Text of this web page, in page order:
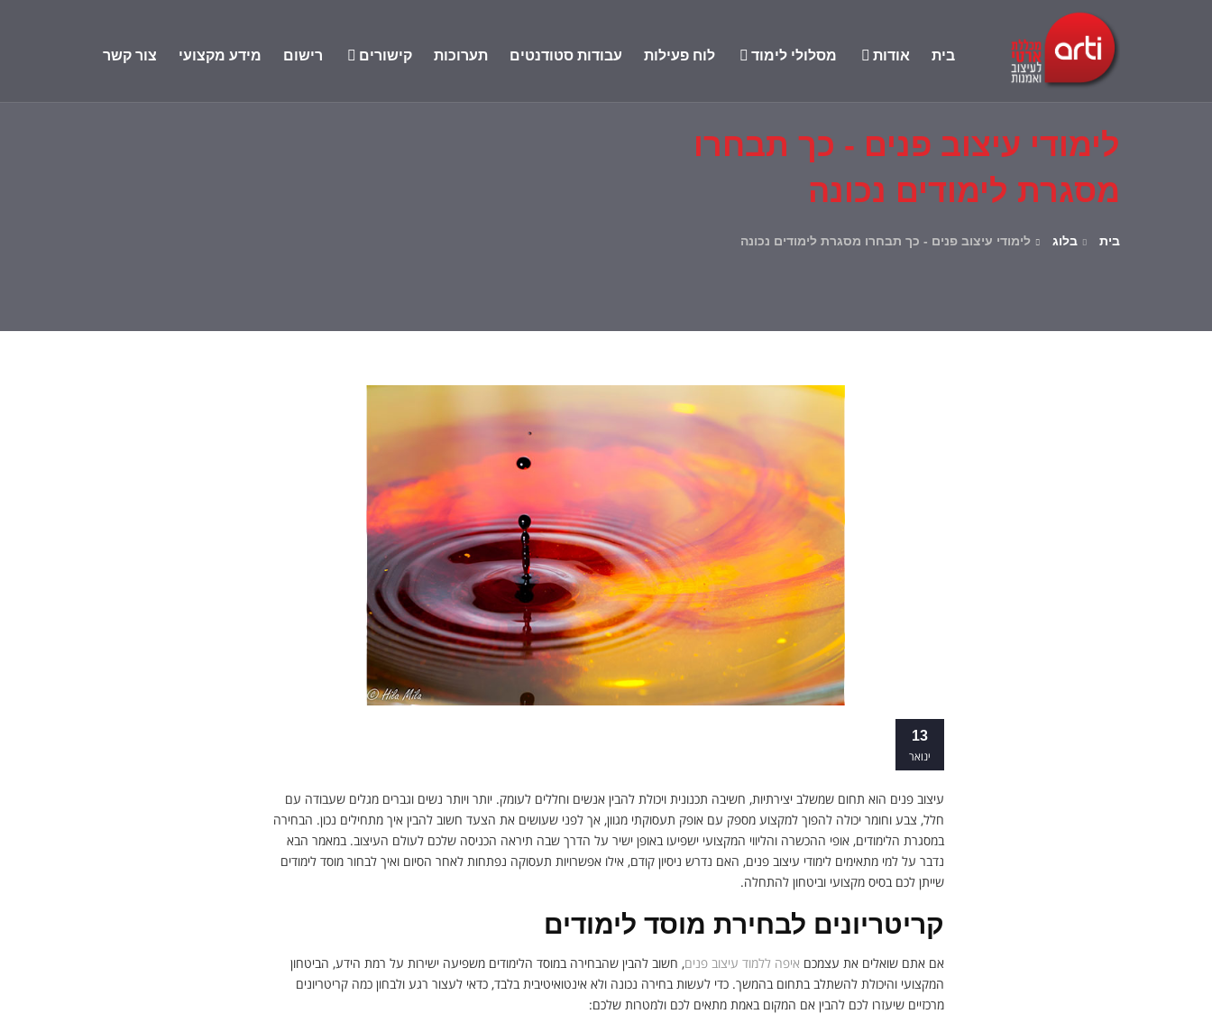
בית אודות מסלולי לימוד לוח פעילות עבודות סטודנטים תערוכות קישורים רישום מידע מקצועי צור קשר
לימודי עיצוב פנים - כך תבחרו
מסגרת לימודים נכונה
בית בלוג לימודי עיצוב פנים - כך תבחרו מסגרת לימודים נכונה
13
ינואר
עיצוב פנים הוא תחום שמשלב יצירתיות, חשיבה תכנונית ויכולת להבין אנשים וחללים לעומק. יותר ויותר נשים וגברים מגלים שעבודה עם
חלל, צבע וחומר יכולה להפוך למקצוע מספק עם אופק תעסוקתי מגוון, אך לפני שעושים את הצעד חשוב להבין איך מתחילים נכון. הבחירה
במסגרת הלימודים, אופי ההכשרה והליווי המקצועי ישפיעו באופן ישיר על הדרך שבה תיראה הכניסה שלכם לעולם העיצוב. במאמר הבא
נדבר על למי מתאימים לימודי עיצוב פנים, האם נדרש ניסיון קודם, אילו אפשרויות תעסוקה נפתחות לאחר הסיום ואיך לבחור מוסד לימודים
שייתן לכם בסיס מקצועי וביטחון להתחלה.
קריטריונים לבחירת מוסד לימודים
אם אתם שואלים את עצמכם איפה ללמוד עיצוב פנים, חשוב להבין שהבחירה במוסד הלימודים משפיעה ישירות על רמת הידע, הביטחון
המקצועי והיכולת להשתלב בתחום בהמשך. כדי לעשות בחירה נכונה ולא אינטואיטיבית בלבד, כדאי לעצור רגע ולבחון כמה קריטריונים
מרכזיים שיעזרו לכם להבין אם המקום באמת מתאים לכם ולמטרות שלכם: